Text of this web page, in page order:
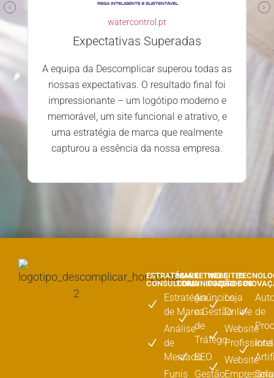
watercontrol.pt
Expectativas Superadas
A equipa da Descomplicar superou todas as
nossas expectativas. O resultado final foi
impressionante – um logótipo moderno e
memorável, um site funcional e atrativo, e
uma estratégia de marca que realmente
capturou a essência da nossa empresa.
ESTRATÉGIA E
CONSULTORIA
Estratégia
de Marca
Análise
de
Mercado
Funis
MARKETING E
COMUNICAÇÃO
Anúncios
e Gestão
de
Tráfego
SEO
Gestão
WEBSITES
PODEROSOS
Loja
Online
Website
Website
E
de